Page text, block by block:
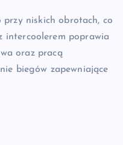
niskich obrotach, co
intercoolerem poprawia
oraz pracą
biegów zapewniające